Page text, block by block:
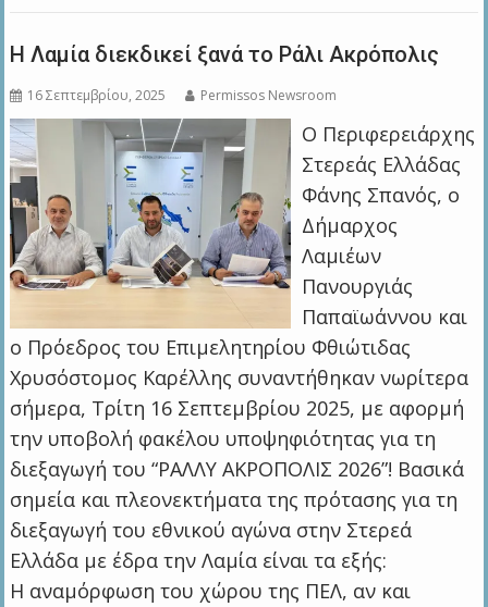
Η Λαμία διεκδικεί ξανά το Ράλι Ακρόπολις
16 Σεπτεμβρίου, 2025 Permissos Newsroom
Ο Περιφερειάρχης
Στερεάς Ελλάδας
Φάνης Σπανός, ο
Δήμαρχος
Λαμιέων
Πανουργιάς
Παπαϊωάννου και
ο Πρόεδρος του Επιμελητηρίου Φθιώτιδας
Χρυσόστομος Καρέλλης συναντήθηκαν νωρίτερα
σήμερα, Τρίτη 16 Σεπτεμβρίου 2025, με αφορμή
την υποβολή φακέλου υποψηφιότητας για τη
διεξαγωγή του “ΡΑΛΛΥ ΑΚΡΟΠΟΛΙΣ 2026”! Βασικά
σημεία και πλεονεκτήματα της πρότασης για τη
διεξαγωγή του εθνικού αγώνα στην Στερεά
Ελλάδα με έδρα την Λαμία είναι τα εξής:
Η αναμόρφωση του χώρου της ΠΕΛ, αν και